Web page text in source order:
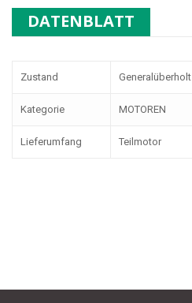
DATENBLATT
Zustand Generalüberholt
Kategorie MOTOREN
Lieferumfang Teilmotor